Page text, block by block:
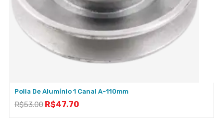
Polia De Alumínio 1 Canal A-110mm
R$53.00 R$47.70